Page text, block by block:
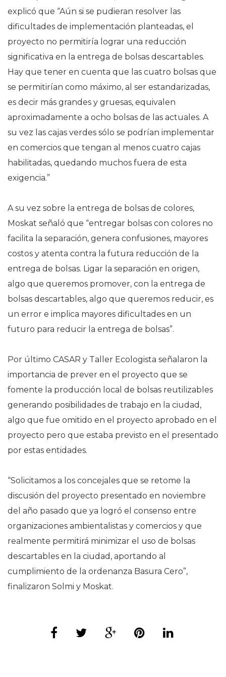
explicó que “Aún si se pudieran resolver las
dificultades de implementación planteadas, el
proyecto no permitiría lograr una reducción
significativa en la entrega de bolsas descartables.
Hay que tener en cuenta que las cuatro bolsas que
se permitirían como máximo, al ser estandarizadas,
es decir más grandes y gruesas, equivalen
aproximadamente a ocho bolsas de las actuales. A
su vez las cajas verdes sólo se podrían implementar
en comercios que tengan al menos cuatro cajas
habilitadas, quedando muchos fuera de esta
exigencia.”
A su vez sobre la entrega de bolsas de colores,
Moskat señaló que “entregar bolsas con colores no
facilita la separación, genera confusiones, mayores
costos y atenta contra la futura reducción de la
entrega de bolsas. Ligar la separación en origen,
algo que queremos promover, con la entrega de
bolsas descartables, algo que queremos reducir, es
un error e implica mayores dificultades en un
futuro para reducir la entrega de bolsas”.
Por último CASAR y Taller Ecologista señalaron la
importancia de prever en el proyecto que se
fomente la producción local de bolsas reutilizables
generando posibilidades de trabajo en la ciudad,
algo que fue omitido en el proyecto aprobado en el
proyecto pero que estaba previsto en el presentado
por estas entidades.
“Solicitamos a los concejales que se retome la
discusión del proyecto presentado en noviembre
del año pasado que ya logró el consenso entre
organizaciones ambientalistas y comercios y que
realmente permitirá minimizar el uso de bolsas
descartables en la ciudad, aportando al
cumplimiento de la ordenanza Basura Cero”,
finalizaron Solmi y Moskat.